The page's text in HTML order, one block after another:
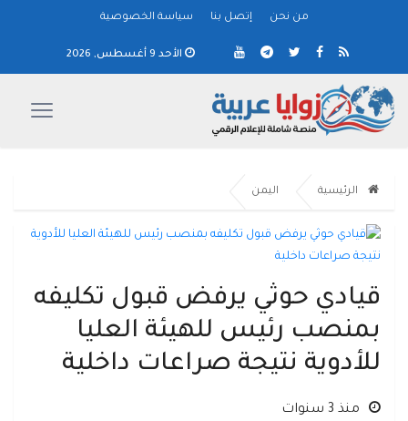
من نحن إتصل بنا سياسة الخصوصية
الأحد 9 أغسطس, 2026
الرئيسية اليمن
قيادي حوثي يرفض قبول تكليفه
بمنصب رئيس للهيئة العليا
للأدوية نتيجة صراعات داخلية
منذ 3 سنوات